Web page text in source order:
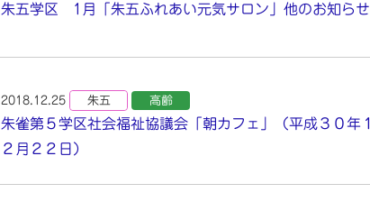
朱五学区 1月「朱五ふれあい元気サロン」他のお知らせ
2018.12.25 朱五 高齢
朱雀第５学区社会福祉協議会「朝カフェ」（平成３０年１
２月２２日）